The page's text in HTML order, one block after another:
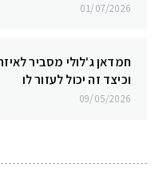
01/07/2026
וכיצד זה יכול לעזור לו
09/05/2026